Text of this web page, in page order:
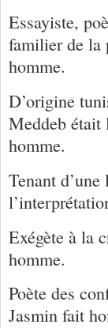
Essayiste,
familier de la
homme.
D’origine
Meddeb était
homme.
Tenant
Exégète à la
homme.
Poète des
Jasmin fait